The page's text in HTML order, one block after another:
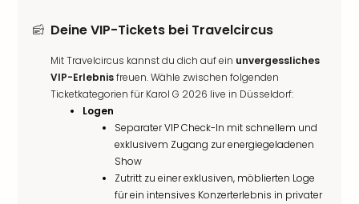
Deine VIP-Tickets bei Travelcircus
Mit Travelcircus kannst du dich auf ein unvergessliches
VIP-Erlebnisfreuen. Wähle zwischen folgenden
Ticketkategorien für Karol G 2026 live in Düsseldorf:
Logen
Separater VIP Check-In mit schnellem und
exklusivem Zugang zur energiegeladenen
Show
Zutritt zu einer exklusiven, möblierten Loge
für ein intensives Konzerterlebnis in privater